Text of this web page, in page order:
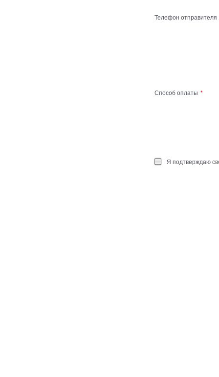
Телефон отправителя
Способ оплаты
Я подтверждаю